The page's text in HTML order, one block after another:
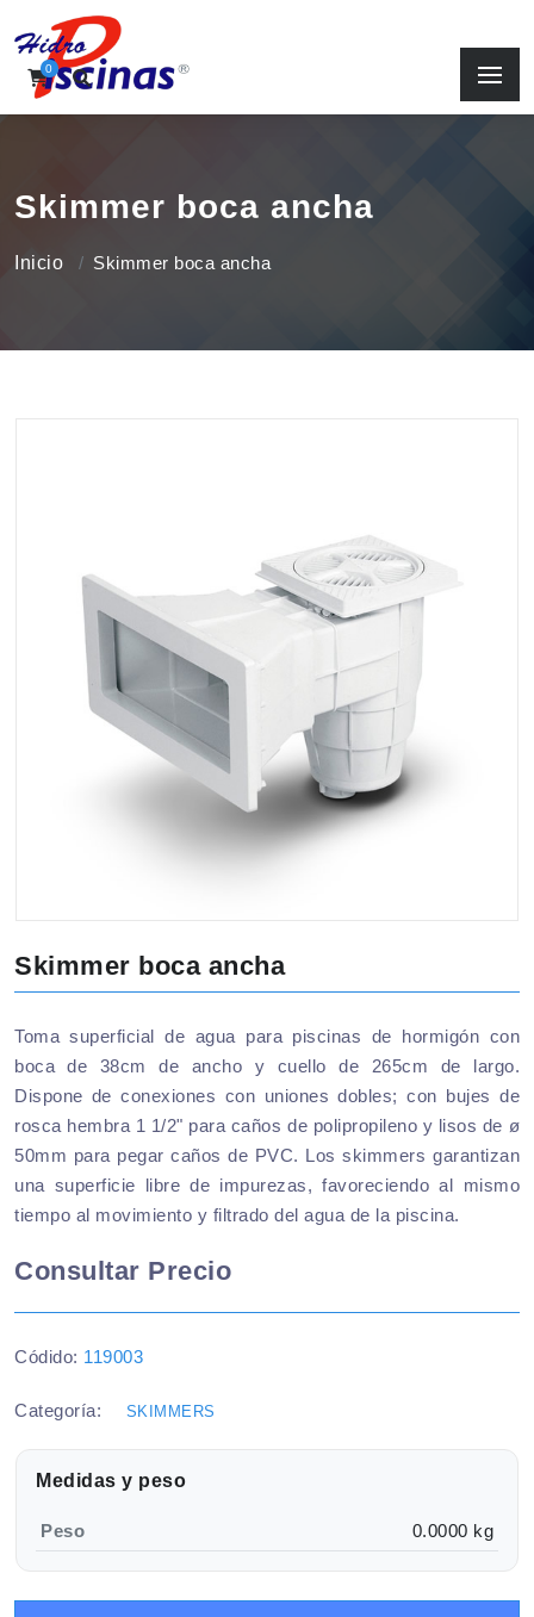
0
Skimmer boca ancha
Inicio Skimmer boca ancha
Skimmer boca ancha
Toma superficial de agua para piscinas de hormigón con
boca de 38cm de ancho y cuello de 265cm de largo.
Dispone de conexiones con uniones dobles; con bujes de
rosca hembra 1 1/2" para caños de polipropileno y lisos de ø
50mm para pegar caños de PVC. Los skimmers garantizan
una superficie libre de impurezas, favoreciendo al mismo
tiempo al movimiento y filtrado del agua de la piscina.
Consultar Precio
Códido: 119003
Categoría: SKIMMERS
Medidas y peso
Peso 0.0000 kg